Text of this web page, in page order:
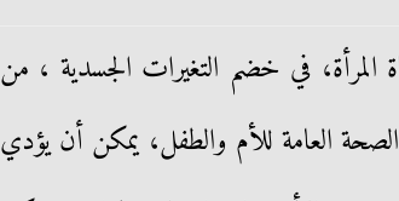
في خضم التغيرات الجسدية ، من
العامة للأم والطفل، يمكن أن يؤدي